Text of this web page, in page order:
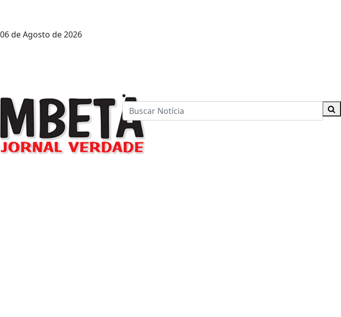
06 de Agosto de 2026